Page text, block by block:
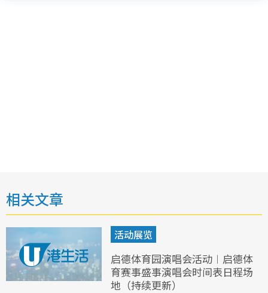
相关文章
活动展览
启德体育园演唱会活动︱启德体
育赛事盛事演唱会时间表日程场
地（持续更新）